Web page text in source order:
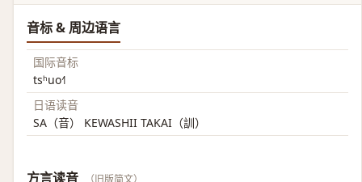
音标 & 周边语言
国际音标
tsʰuo˧˥
日语读音
SA（音） KEWASHII TAKAI（訓）
方言读音 （旧版简文）